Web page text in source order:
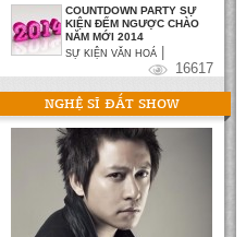
COUNTDOWN PARTY SỰ
KIỆN ĐẾM NGƯỢC CHÀO
NĂM MỚI 2014
SỰ KIỆN VĂN HOÁ
16617
NGHỆ SĨ ĐẮT SHOW